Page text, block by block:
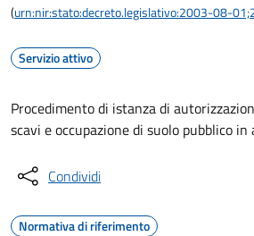
(urn:nir:stato:decreto.legislativo:2003-08-
Servizio attivo
Procedimento di istanza di
scavi e occupazione di suolo pubblico
Condividi
Normativa di riferimento